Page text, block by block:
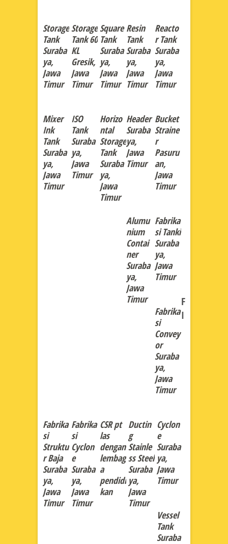
Storage
Tank
Suraba
ya,
Jawa
Timur
Storage
Tank 60
KL
Gresik,
Jawa
Timur
Square
Tank
Suraba
ya,
Jawa
Timur
Resin
Tank
Suraba
ya,
Jawa
Timur
Reacto
r Tank
Suraba
ya,
Jawa
Timur
Mixer
Ink
Tank
Suraba
ya,
Jawa
Timur
ISO
Tank
Suraba
ya,
Jawa
Timur
Horizo
ntal
Storage
Tank
Suraba
ya,
Jawa
Timur
Header
Suraba
ya,
Jawa
Timur
Bucket
Straine
r
Pasuru
an,
Jawa
Timur
Alumu
nium
Contai
ner
Suraba
ya,
Jawa
Timur
Fabrika
si Tanki
Suraba
ya,
Jawa
Timur
Fabrika
si
Convey
or
Suraba
ya,
Jawa
Timur
Fabrika
si
Struktu
r Baja
Suraba
ya,
Jawa
Timur
Fabrika
si
Cyclon
e
Suraba
ya,
Jawa
Timur
CSR pt
las
dengan
lembag
a
pendidi
kan
Ductin
g
Stainle
ss Steel
Suraba
ya,
Jawa
Timur
Cyclon
e
Suraba
ya,
Jawa
Timur
Vessel
Tank
Suraba
F
I